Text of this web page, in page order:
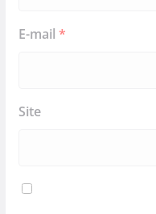
E-mail *
Site